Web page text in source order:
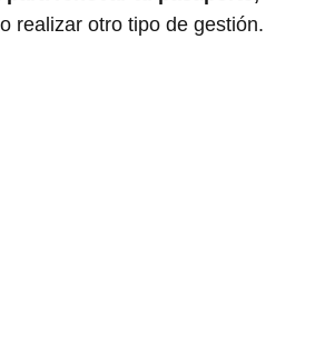
o realizar otro tipo de gestión.